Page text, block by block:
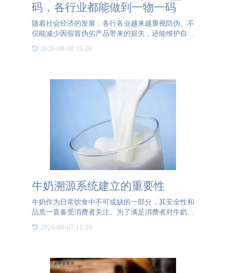
码，各行业都能做到一物一码
随着社会经济的发展，各行各业越来越重视防伪。不
仅能减少因假冒伪劣产品带来的损失，还能维护自己
的品牌形象，一举多得。那么具体不同行业的防伪都
是什么样子的呢？首先我们了解一下水果产业。水
2026-08-08 15:26
牛奶溯源系统建立的重要性
牛奶作为日常饮食中不可或缺的一部分，其安全性和
品质一直备受消费者关注。为了满足消费者对牛奶来
为重要。牛奶溯源标签，作为一种基于一物一码技术
2026-08-07 11:39